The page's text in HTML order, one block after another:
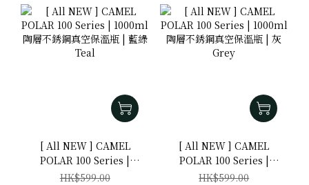
[ All NEW ] CAMEL
POLAR 100 Series |
1000ml 陶層不銹鋼真空保
HK$599.00
[ All NEW ] CAMEL
POLAR 100 Series |
1000ml 陶層不銹鋼真空保
HK$599.00